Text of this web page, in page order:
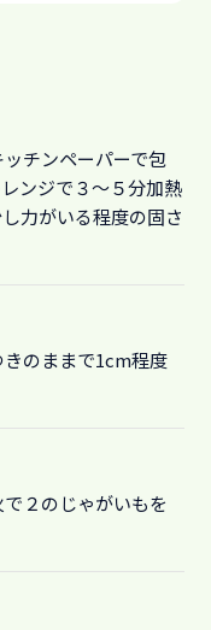
チンペーパーで包
ンジで３～５分加熱
力がいる程度の固さ
のままで1cm程度
２のじゃがいもを